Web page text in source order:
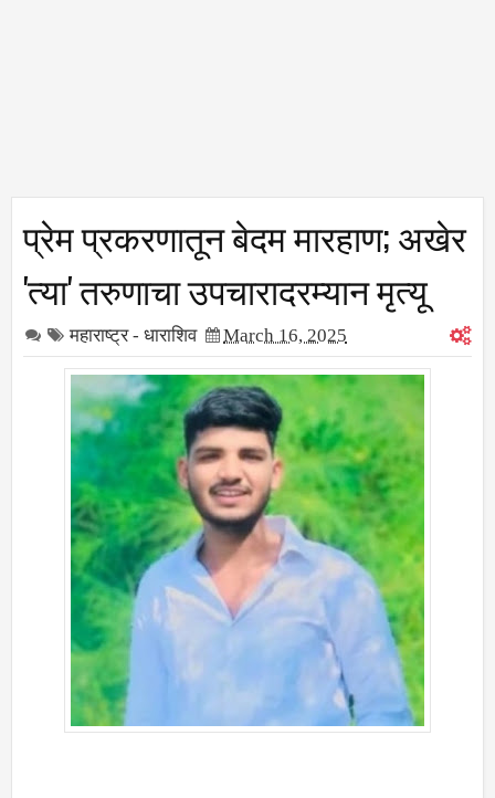
प्रेम प्रकरणातून बेदम मारहाण; अखेर
'त्या' तरुणाचा उपचारादरम्यान मृत्यू
महाराष्ट्र - धाराशिव March 16, 2025